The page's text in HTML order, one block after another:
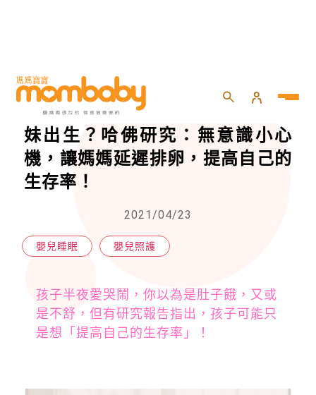
HOME 嬰兒 嬰兒照護
孩子半夜愛哭鬧，竟是為了延遲弟
妹出生？哈佛研究：無意識小心
機，讓媽媽延遲排卵，提高自己的
生存率！
2021/04/23
嬰兒睡眠 嬰兒照護
孩子半夜愛哭鬧，你以為是肚子餓，又或
是不舒，但有研究報告指出，孩子可能只
是想「提高自己的生存率」！